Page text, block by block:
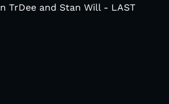
TrDee and Stan Will - LAST